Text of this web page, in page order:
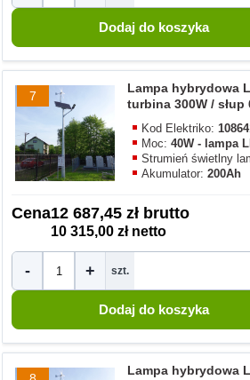
7
Lampa hybrydowa
turbina 300W / słup
Kod Elektriko:
Moc:40W - lampa
Strumień świetlny
Akumulator:200Ah
Cena12 687,45 zł brutto
10 315,00 zł netto
- + szt.
Lampa hybrydowa